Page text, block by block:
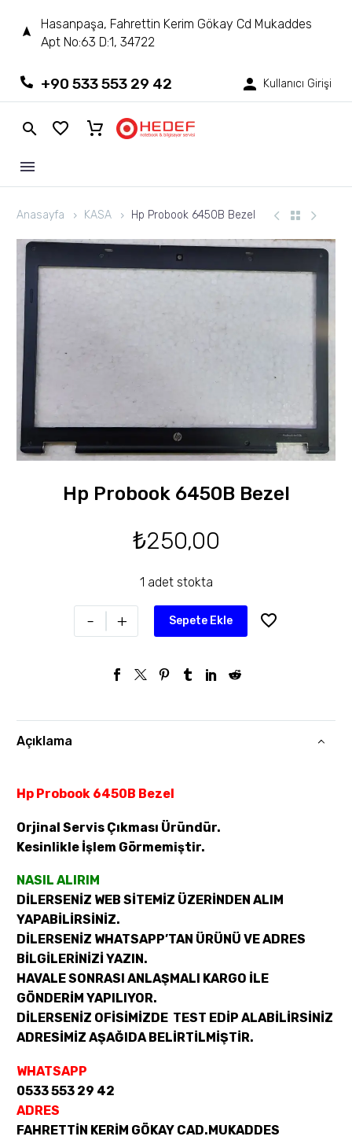
Hasanpaşa, Fahrettin Kerim Gökay Cd Mukaddes
Apt No:63 D:1, 34722
+90 533 553 29 42 Kullanıcı Girişi
Anasayfa KASA Hp Probook 6450B Bezel
Hp Probook 6450B Bezel
₺250,00
1 adet stokta
- + Sepete Ekle
Açıklama
Hp Probook 6450B Bezel
Orjinal Servis Çıkması Üründür.
Kesinlikle İşlem Görmemiştir.
NASIL ALIRIM
DİLERSENİZ WEB SİTEMİZ ÜZERİNDEN ALIM
YAPABİLİRSİNİZ.
DİLERSENİZ WHATSAPP’TAN ÜRÜNÜ VE ADRES
BİLGİLERİNİZİ YAZIN.
HAVALE SONRASI ANLAŞMALI KARGO İLE
GÖNDERİM YAPILIYOR.
DİLERSENİZ OFİSİMİZDE TEST EDİP ALABİLİRSİNİZ
ADRESİMİZ AŞAĞIDA BELİRTİLMİŞTİR.
WHATSAPP
0533 553 29 42
ADRES
FAHRETTİN KERİM GÖKAY CAD.MUKADDES